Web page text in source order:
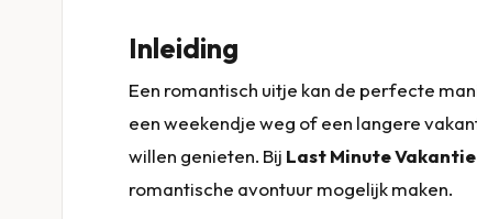
Inleiding
Een romantisch uitje kan de perfecte
een weekendje weg of een langere
willen genieten. Bij Last Minute Vakantie
romantische avontuur mogelijk maken.